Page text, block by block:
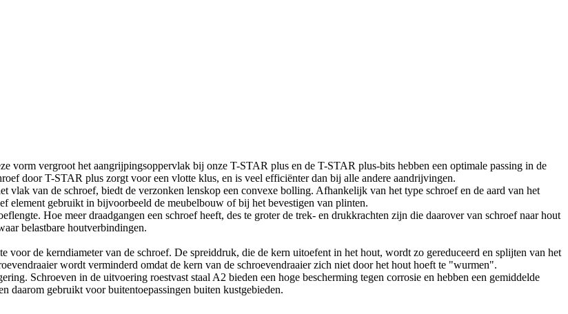
vorm vergroot het aangrijpingsoppervlak bij onze T-STAR plus en de T-STAR plus-bits hebben een optimale passing in de
door T-STAR plus zorgt voor een vlotte klus, en is veel efficiënter dan bij alle andere aandrijvingen.
vlak van de schroef, biedt de verzonken lenskop een convexe bolling. Afhankelijk van het type schroef en de aard van het
element gebruikt in bijvoorbeeld de meubelbouw of bij het bevestigen van plinten.
Hoe meer draadgangen een schroef heeft, des te groter de trek- en drukkrachten zijn die daarover van schroef naar hout
belastbare houtverbindingen.
de kerndiameter van de schroef. De spreiddruk, die de kern uitoefent in het hout, wordt zo gereduceerd en splijten van het
wordt verminderd omdat de kern van de schroevendraaier zich niet door het hout hoeft te "wurmen".
Schroeven in de uitvoering roestvast staal A2 bieden een hoge bescherming tegen corrosie en hebben een gemiddelde
daarom gebruikt voor buitentoepassingen buiten kustgebieden.